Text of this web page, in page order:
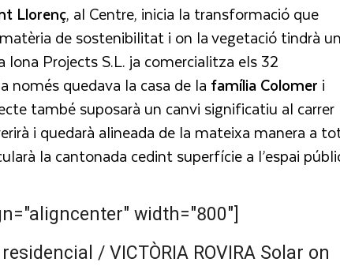
Llorenç, al Centre, inicia la transformació que
de sostenibilitat i on la vegetació tindrà
Projects S.L. ja comercialitza els 32
només quedava la casa de la famíliaColomer i
també suposarà un canvi significatiu al carrer
i quedarà alineada de la mateixa manera a
la cantonada cedint superfície a l’espai
width="800"]
Solar on